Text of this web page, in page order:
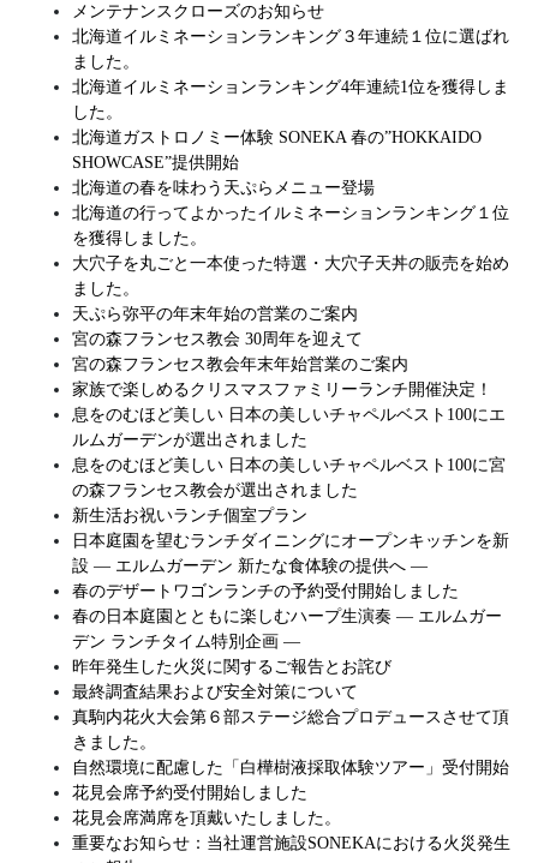
メンテナンスクローズのお知らせ
北海道イルミネーションランキング３年連続１位に選ばれ
ました。
北海道イルミネーションランキング4年連続1位を獲得しま
した。
北海道ガストロノミー体験 SONEKA 春の”HOKKAIDO
SHOWCASE”提供開始
北海道の春を味わう天ぷらメニュー登場
北海道の行ってよかったイルミネーションランキング１位
を獲得しました。
大穴子を丸ごと一本使った特選・大穴子天丼の販売を始め
ました。
天ぷら弥平の年末年始の営業のご案内
宮の森フランセス教会 30周年を迎えて
宮の森フランセス教会年末年始営業のご案内
家族で楽しめるクリスマスファミリーランチ開催決定！
息をのむほど美しい 日本の美しいチャペルベスト100にエ
ルムガーデンが選出されました
息をのむほど美しい 日本の美しいチャペルベスト100に宮
の森フランセス教会が選出されました
新生活お祝いランチ個室プラン
日本庭園を望むランチダイニングにオープンキッチンを新
設 ― エルムガーデン 新たな食体験の提供へ ―
春のデザートワゴンランチの予約受付開始しました
春の日本庭園とともに楽しむハープ生演奏 ― エルムガー
デン ランチタイム特別企画 ―
昨年発生した火災に関するご報告とお詫び
最終調査結果および安全対策について
真駒内花火大会第６部ステージ総合プロデュースさせて頂
きました。
自然環境に配慮した「白樺樹液採取体験ツアー」受付開始
花見会席予約受付開始しました
花見会席満席を頂戴いたしました。
重要なお知らせ：当社運営施設SONEKAにおける火災発生